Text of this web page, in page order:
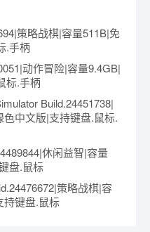
策略战棋|容量511B|免
.手柄
动作冒险|容量9.4GB|
标.手柄
Build.24451738|
中文版|支持键盘.鼠标.
休闲益智|容量
盘.鼠标
策略战棋|容
持键盘.鼠标